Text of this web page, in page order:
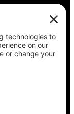
su
de su